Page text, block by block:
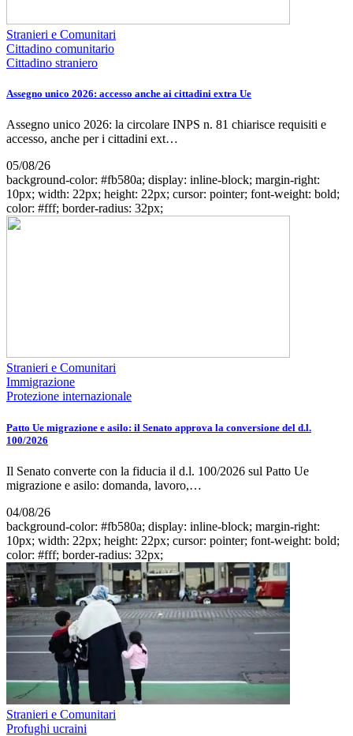
Stranieri e Comunitari
Cittadino comunitario
Cittadino straniero
Assegno unico 2026: accesso anche ai cittadini extra Ue
Assegno unico 2026: la circolare INPS n. 81 chiarisce requisiti e
accesso, anche per i cittadini ext…
05/08/26
background-color: #fb580a; display: inline-block; margin-right:
10px; width: 22px; height: 22px; cursor: pointer; font-weight: bold;
color: #fff; border-radius: 32px;
Stranieri e Comunitari
Immigrazione
Protezione internazionale
Patto Ue migrazione e asilo: il Senato approva la conversione del d.l.
100/2026
Il Senato converte con la fiducia il d.l. 100/2026 sul Patto Ue
migrazione e asilo: domanda, lavoro,…
04/08/26
background-color: #fb580a; display: inline-block; margin-right:
10px; width: 22px; height: 22px; cursor: pointer; font-weight: bold;
color: #fff; border-radius: 32px;
Stranieri e Comunitari
Profughi ucraini